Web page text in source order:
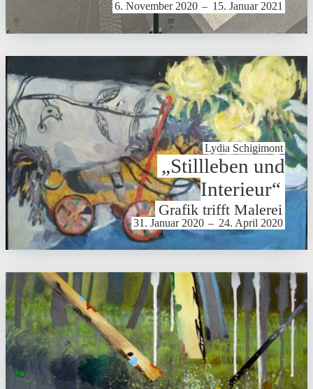
6. November 2020 – 15. Januar 2021
Lydia Schig­i­mont
„Still­leben und
Interieur“
Grafik trifft Malerei
31. Januar 2020 – 24. April 2020